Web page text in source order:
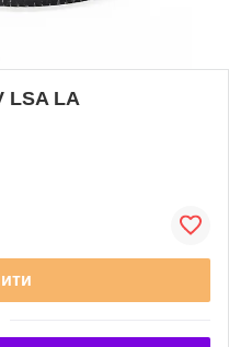
LSA LA